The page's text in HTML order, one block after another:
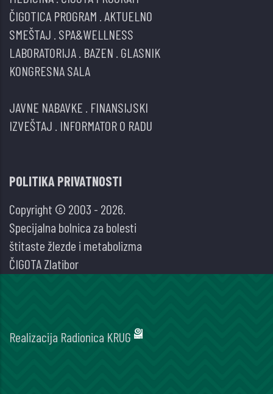
ČIGOTICA PROGRAM AKTUELNO
SMEŠTAJ SPA&WELLNESS
LABORATORIJA BAZEN GLASNIK
KONGRESNA SALA
JAVNE NABAVKE FINANSIJSKI
IZVEŠTAJ INFORMATOR O RADU
POLITIKA PRIVATNOSTI
Copyright © 2003 - 2026.
Specijalna bolnica za bolesti
štitaste žlezde i metabolizma
ČIGOTA Zlatibor
Realizacija Radionica KRUG